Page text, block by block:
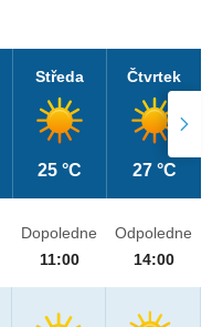
Středa
25 °C
Čtvrtek
27 °C
Dopoledne
11:00
Odpoledne
14:00